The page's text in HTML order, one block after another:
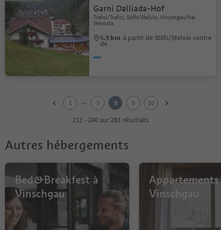
Garni Dalliada-Hof
Trafoi/Trafoi, Stilfs/Stelvio, Vinschgau/Val
Venosta
5.9 km à partir de Stilfs/Stelvio centre
de
7
9
10
1 ... 7 8 9
10
211 - 240 sur 281 résultats
Autres hébergements
Bed&Breakfest à
Vinschgau
Appartements
Vinschgau